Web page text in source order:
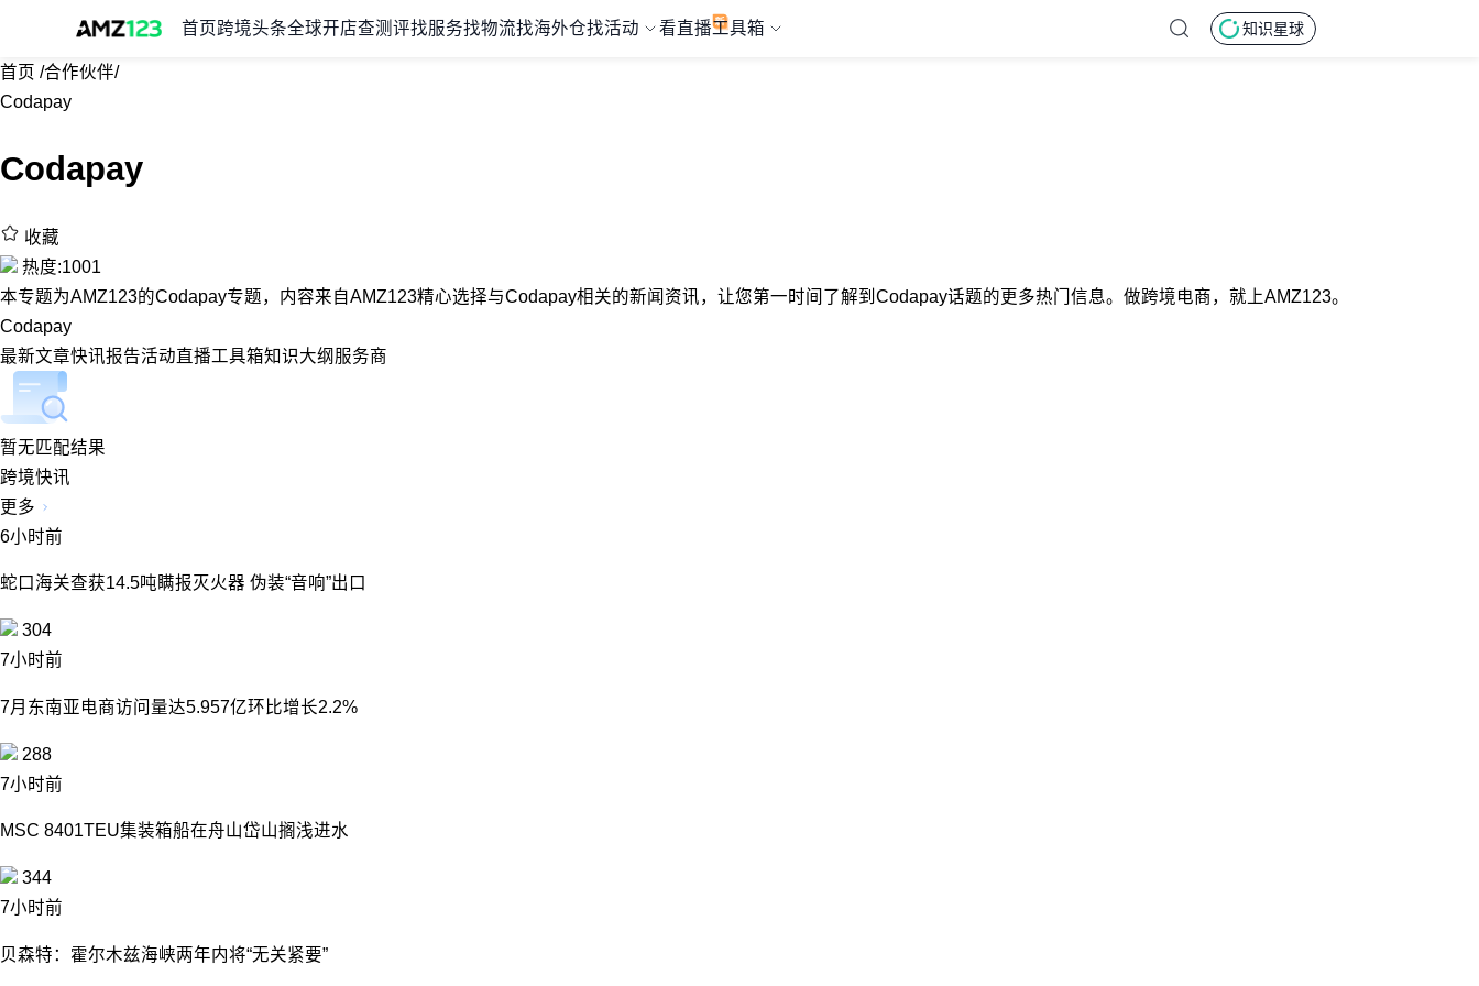
首页 跨境头条全球开店查测评找服务找物流找海外仓找活动 看直播工具箱 知识星球
首页 /合作伙伴/
Codapay
Codapay
收藏
热度:1001
本专题为AMZ123的Codapay专题，内容来自AMZ123精心选择与Codapay相关的新闻资讯，让您第一时间了解到Codapay话题的更多热门信息。做跨境电商，就上AMZ123。
Codapay
最新文章快讯报告活动直播工具箱知识大纲 服务商
暂无匹配结果
跨境快讯
更多
6小时前
蛇口海关查获14.5吨瞒报灭火器 伪装“音响”出口
304
7小时前
7月东南亚电商访问量达5.957亿环比增长2.2%
288
7小时前
MSC 8401TEU集装箱船在舟山岱山搁浅进水
344
7小时前
贝森特：霍尔木兹海峡两年内将“无关紧要”